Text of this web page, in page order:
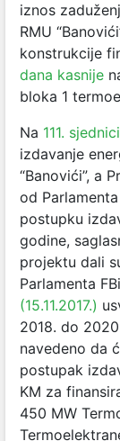
iznos
RMU
konstrukcije
dana kasnije
bloka 1
Na 111.
izdavanje
“Banovići”, a
od
postupku
godine,
projektu dali
Parlamenta
(15.11.2017.)
2018. do
navedeno da
postupak
KM za
450 MW